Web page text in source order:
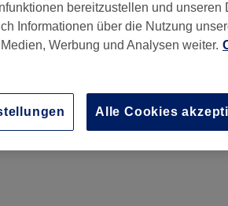
anzeigen
bereitzustellen und unseren
Informationen über die Nutzung
Werbung und Analysen weiter.
Alle Cookies